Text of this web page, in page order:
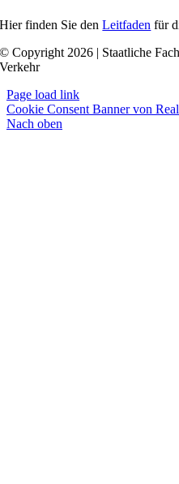
Hier finden Sie denLeitfaden für
© Copyright 2026 | Staatliche
Verkehr
Page load link
Cookie Consent Banner von
Nach oben